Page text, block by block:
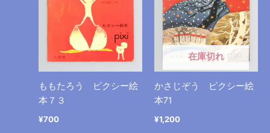
ももたろう ピクシー絵
本７３
¥700
在庫切れ
かさじぞう ピクシー絵
本71
¥1,200